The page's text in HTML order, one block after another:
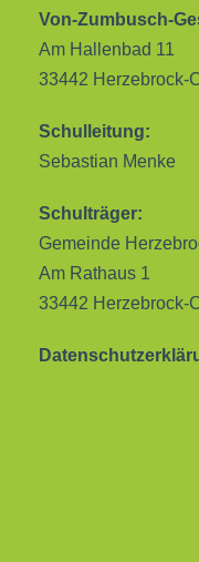
Von-Zumbusch-
Am Hallenbad 11
33442 Herzebrock-
Schulleitung:
Sebastian Menke
Schulträger:
Gemeinde
Am Rathaus 1
33442 Herzebrock-